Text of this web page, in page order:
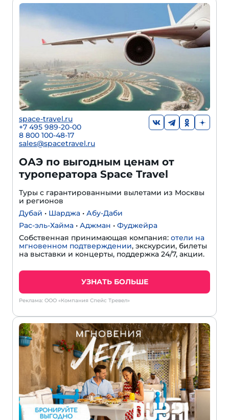
space-travel.ru
+7 495 989-20-00
8 800 100-48-17
sales@spacetravel.ru
ОАЭ по выгодным ценам от
туроператора Space Travel
Туры с гарантированными вылетами из Москвы
и регионов
Дубай • Шарджа • Абу-Даби
Рас-эль-Хайма • Аджман • Фуджейра
Собственная принимающая компания: отели на
мгновенном подтверждении, экскурсии, билеты
на выставки и концерты, поддержка 24/7, акции.
УЗНАТЬ БОЛЬШЕ
Реклама: ООО «Компания Спейс Тревел»